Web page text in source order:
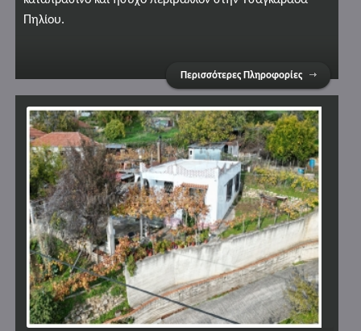
Πηλίου.
Περισσότερες Πληροφορίες